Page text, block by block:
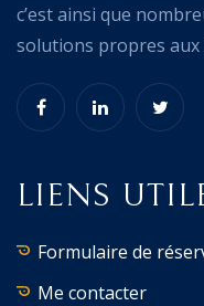
c’est ainsi que
solutions propres aux
LIENS
Formulaire de
Me contacter